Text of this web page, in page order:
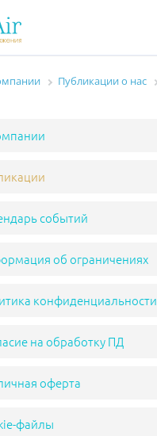
Публикации о нас
событий
об ограничениях
конфиденциальности
на обработку ПД
оферта
файлы